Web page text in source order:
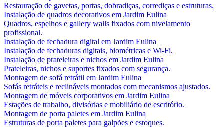
Restauração de gavetas, portas, dobradiças, corrediças e estruturas.
Instalação de quadros decorativos em Jardim Eulina
Quadros, espelhos e gallery walls fixados com nivelamento
profissional.
Instalação de fechadura digital em Jardim Eulina
Instalação de fechaduras digitais, biométricas e Wi-Fi.
Instalação de prateleiras e nichos em Jardim Eulina
Prateleiras, nichos e suportes fixados com segurança.
Montagem de sofá retrátil em Jardim Eulina
Sofás retráteis e reclináveis montados com mecanismos ajustados.
Montagem de móveis corporativos em Jardim Eulina
Estações de trabalho, divisórias e mobiliário de escritório.
Montagem de porta paletes em Jardim Eulina
Estruturas de porta paletes para galpões e estoques.